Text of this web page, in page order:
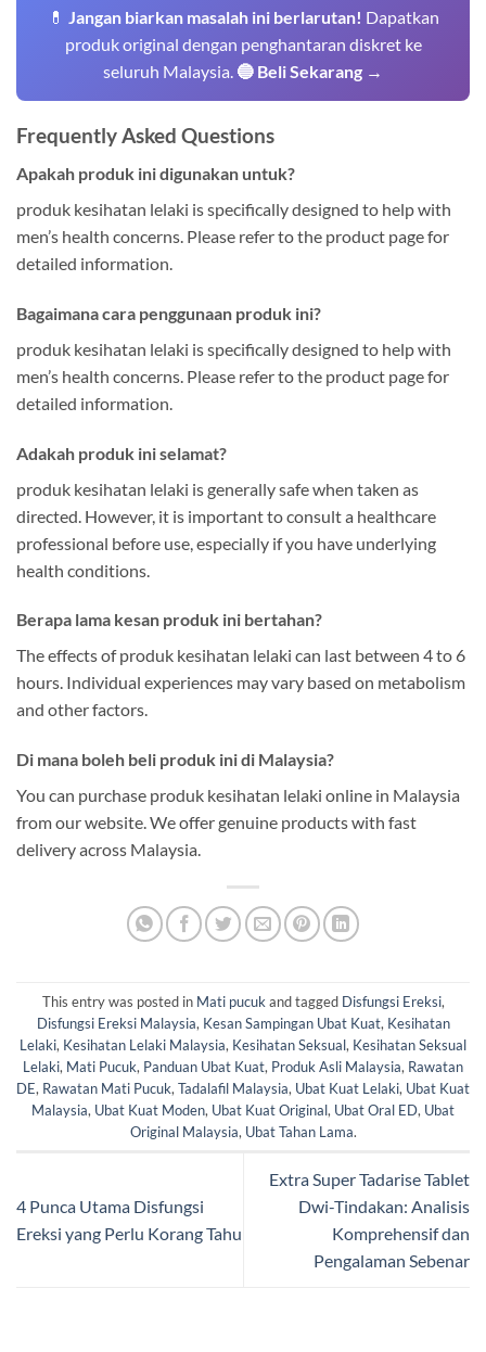
💊 Jangan biarkan masalah ini berlarutan! Dapatkan
produk original dengan penghantaran diskret ke
seluruh Malaysia. 🔵 Beli Sekarang →
Frequently Asked Questions
Apakah produk ini digunakan untuk?
produk kesihatan lelaki is specifically designed to help with
men’s health concerns. Please refer to the product page for
detailed information.
Bagaimana cara penggunaan produk ini?
produk kesihatan lelaki is specifically designed to help with
men’s health concerns. Please refer to the product page for
detailed information.
Adakah produk ini selamat?
produk kesihatan lelaki is generally safe when taken as
directed. However, it is important to consult a healthcare
professional before use, especially if you have underlying
health conditions.
Berapa lama kesan produk ini bertahan?
The effects of produk kesihatan lelaki can last between 4 to 6
hours. Individual experiences may vary based on metabolism
and other factors.
Di mana boleh beli produk ini di Malaysia?
You can purchase produk kesihatan lelaki online in Malaysia
from our website. We offer genuine products with fast
delivery across Malaysia.
This entry was posted in Mati pucukand tagged Disfungsi Ereksi,
Disfungsi Ereksi Malaysia, Kesan Sampingan Ubat Kuat, Kesihatan
Lelaki, Kesihatan Lelaki Malaysia, Kesihatan Seksual, Kesihatan Seksual
Lelaki, Mati Pucuk, Panduan Ubat Kuat, Produk Asli Malaysia, Rawatan
DE, Rawatan Mati Pucuk, Tadalafil Malaysia, Ubat Kuat Lelaki, Ubat Kuat
Malaysia, Ubat Kuat Moden, Ubat Kuat Original, Ubat Oral ED, Ubat
Original Malaysia, Ubat Tahan Lama.
4 Punca Utama Disfungsi
Ereksi yang Perlu Korang Tahu
Extra Super Tadarise Tablet
Dwi-Tindakan: Analisis
Komprehensif dan
Pengalaman Sebenar